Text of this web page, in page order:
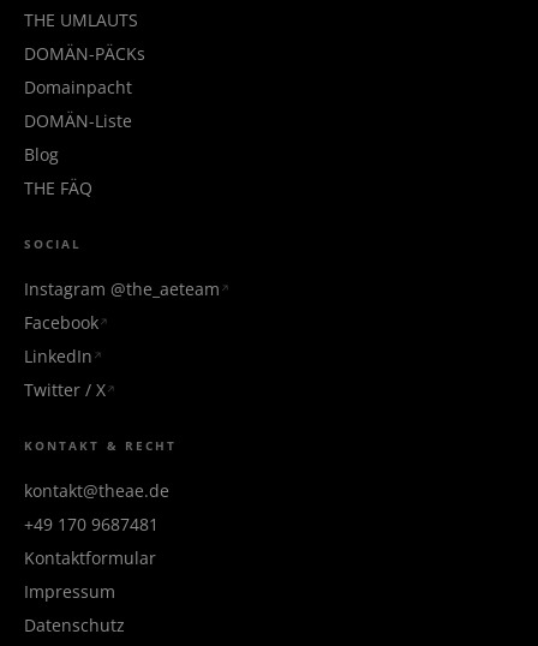
THE UMLAUTS
DOMÄN-PÄCKs
Domainpacht
DOMÄN-Liste
Blog
THE FÄQ
SOCIAL
Instagram @the_aeteam
Facebook
LinkedIn
Twitter / X
KONTAKT & RECHT
kontakt@theae.de
+49 170 9687481
Kontaktformular
Impressum
Datenschutz